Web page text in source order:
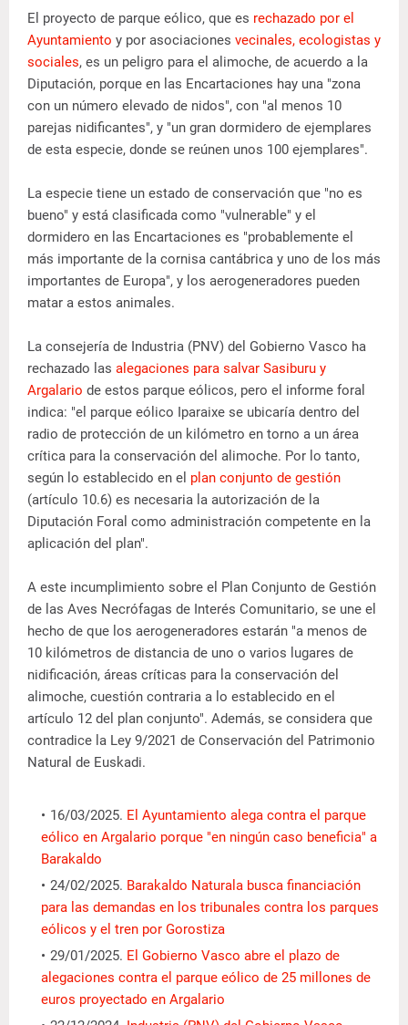
El proyecto de parque eólico, que es rechazado por el
Ayuntamiento y por asociaciones vecinales, ecologistas y
sociales, es un peligro para el alimoche, de acuerdo a la
Diputación, porque en las Encartaciones hay una "zona
con un número elevado de nidos", con "al menos 10
parejas nidificantes", y "un gran dormidero de ejemplares
de esta especie, donde se reúnen unos 100 ejemplares".
La especie tiene un estado de conservación que "no es
bueno" y está clasificada como "vulnerable" y el
dormidero en las Encartaciones es "probablemente el
más importante de la cornisa cantábrica y uno de los más
importantes de Europa", y los aerogeneradores pueden
matar a estos animales.
La consejería de Industria (PNV) del Gobierno Vasco ha
rechazado las alegaciones para salvar Sasiburu y
Argalario de estos parque eólicos, pero el informe foral
indica: "el parque eólico Iparaixe se ubicaría dentro del
radio de protección de un kilómetro en torno a un área
crítica para la conservación del alimoche. Por lo tanto,
según lo establecido en el plan conjunto de gestión
(artículo 10.6) es necesaria la autorización de la
Diputación Foral como administración competente en la
aplicación del plan".
A este incumplimiento sobre el Plan Conjunto de Gestión
de las Aves Necrófagas de Interés Comunitario, se une el
hecho de que los aerogeneradores estarán "a menos de
10 kilómetros de distancia de uno o varios lugares de
nidificación, áreas críticas para la conservación del
alimoche, cuestión contraria a lo establecido en el
artículo 12 del plan conjunto". Además, se considera que
contradice la Ley 9/2021 de Conservación del Patrimonio
Natural de Euskadi.
16/03/2025. El Ayuntamiento alega contra el parque
eólico en Argalario porque "en ningún caso beneficia" a
Barakaldo
24/02/2025. Barakaldo Naturala busca financiación
para las demandas en los tribunales contra los parques
eólicos y el tren por Gorostiza
29/01/2025. El Gobierno Vasco abre el plazo de
alegaciones contra el parque eólico de 25 millones de
euros proyectado en Argalario